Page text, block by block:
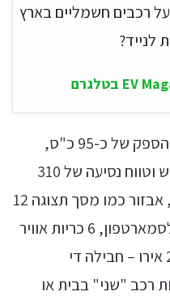
רכבים חשמליים בארץ
לנייד?
הבוקס מגיע עם מנוע חשמלי בהספק של כ-95 כ"ס,
סוללה בקיבולת של 42.3 קוט"ש וטווח נסיעה של 310
ק"מ על פי תקן WLTP האירופי, אבזור כמו מסך תצוגה 12
אינטש, משטח טעינה אלחוטי לסמארטפון, 6 כריות אוויר
ועוד, וכל זה במחיר של 23,000 אירו – חבילה די
רכב "שני" בבית או